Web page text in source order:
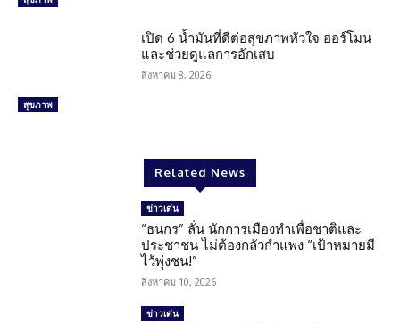
สุขภาพ
เปิด 6 น้ำมันที่ดีต่อสุขภาพหัวใจ ฮอร์โมน
และช่วยดูแลการอักเสบ
สิงหาคม 8, 2026
Related News
ข่าวเด่น
“ธนกร” ลั่น นักการเมืองทำเพื่อชาติและ
ประชาชน ไม่ต้องกลัวกำแพง “เป้าหมายมี
ไว้พุ่งชน!”
สิงหาคม 10, 2026
ข่าวเด่น